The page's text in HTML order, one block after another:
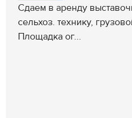
Сдаем в аренду
сельхоз. технику,
Площадка ог...